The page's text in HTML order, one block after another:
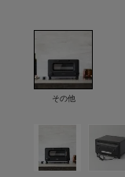
その他